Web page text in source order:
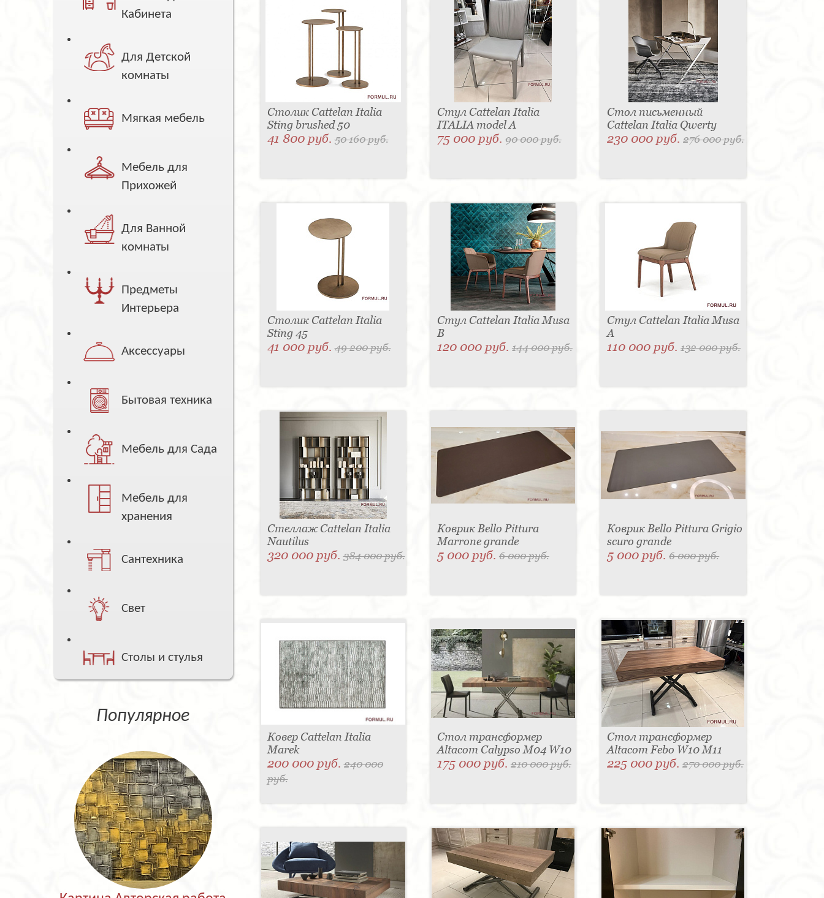
Кабинета
Для Детской
комнаты
Мягкая мебель
Мебель для
Прихожей
Для Ванной
комнаты
Предметы
Интерьера
Аксессуары
Бытовая техника
Мебель для Сада
Мебель для
хранения
Сантехника
Свет
Столы и стулья
Популярное
Столик Cattelan Italia
Sting brushed 50
41 800 руб.50 160 руб.
Стул Cattelan Italia
ITALIA model A
75 000 руб. 90 000 руб.
Стол письменный
Cattelan Italia Qwerty
230 000 руб.276 000 руб.
Столик Cattelan Italia
Sting 45
41 000 руб.49 200 руб.
Стул Cattelan Italia Musa
B
120 000 руб. 144 000 руб.
Стул Cattelan Italia Musa
A
110 000 руб.132 000 руб.
Стеллаж Cattelan Italia
Nautilus
320 000 руб.384 000 руб.
Коврик Bello Pittura
Marrone grande
5 000 руб. 6 000 руб.
Коврик Bello Pittura Grigio
scuro grande
5 000 руб.6 000 руб.
Ковер Cattelan Italia
Marek
200 000 руб.240 000
руб.
Стол трансформер
Altacom Calypso M04 W10
175 000 руб. 210 000 руб.
Стол трансформер
Altacom Febo W10 M11
225 000 руб.270 000 руб.